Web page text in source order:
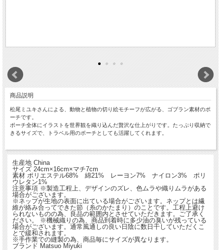
商品説明
松尾ミユキさんによる、動物と植物の切り絵モチーフが広がる、ゴブラン素材のポ
ーチです。
ポーチ全体にイラストを世界観を織り込んだ贅沢な仕上がりです。たっぷり収納で
きるサイズで、トラベル用のポーチとしても活躍してくれます。
生産地 China
サイズ 24cm×16cm×マチ7cm
素材 ポリエステル68% 綿21% レーヨン7% ナイロン3% ポリ
ウレタン1%
注意事項 ※製造工程上、デザインのズレ、色ムラや織りムラがある
場合がございます。
※ネップが生地の表面に出ている場合がございます。ネップとは繊
維が絡み合ってできた節（糸のかたまり）のことです。工程上避け
られないものの為、良品の範囲内とさせていただきます。ご了承く
ださい。 ※機械織りの為、商品到着時に多少油の臭いが残っている
場合がございます。通常風通しの良い日陰に数日干していただくこ
とで緩和されます。
※手作業での縫製の為、商品毎にサイズが異なります。
ブランド Matsuo Miyuki